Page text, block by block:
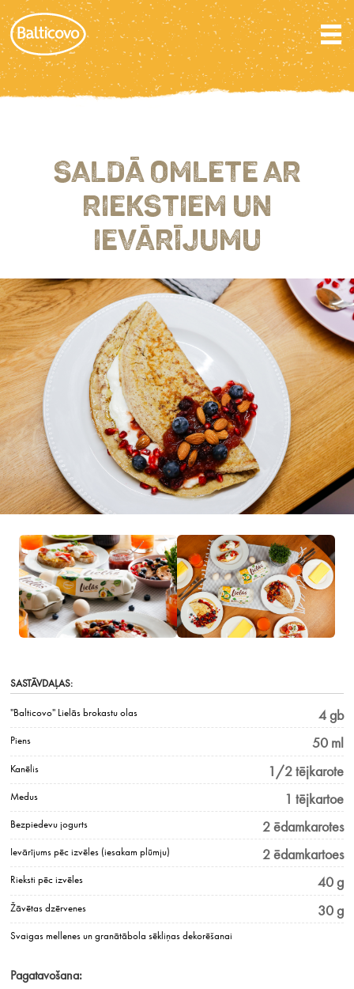
SALDĀ OMLETE AR
RIEKSTIEM UN
IEVĀRĪJUMU
SASTĀVDAĻAS:
''Balticovo'' Lielās brokastu olas 4 gb
Piens 50 ml
Kanēlis 1/2 tējkarote
Medus 1 tējkartoe
Bezpiedevu jogurts 2 ēdamkarotes
Ievārījums pēc izvēles (iesakam plūmju) 2 ēdamkartoes
Rieksti pēc izvēles 40 g
Žāvētas dzērvenes 30 g
Svaigas mellenes un granātābola sēkliņas dekorēšanai
Pagatavošana: